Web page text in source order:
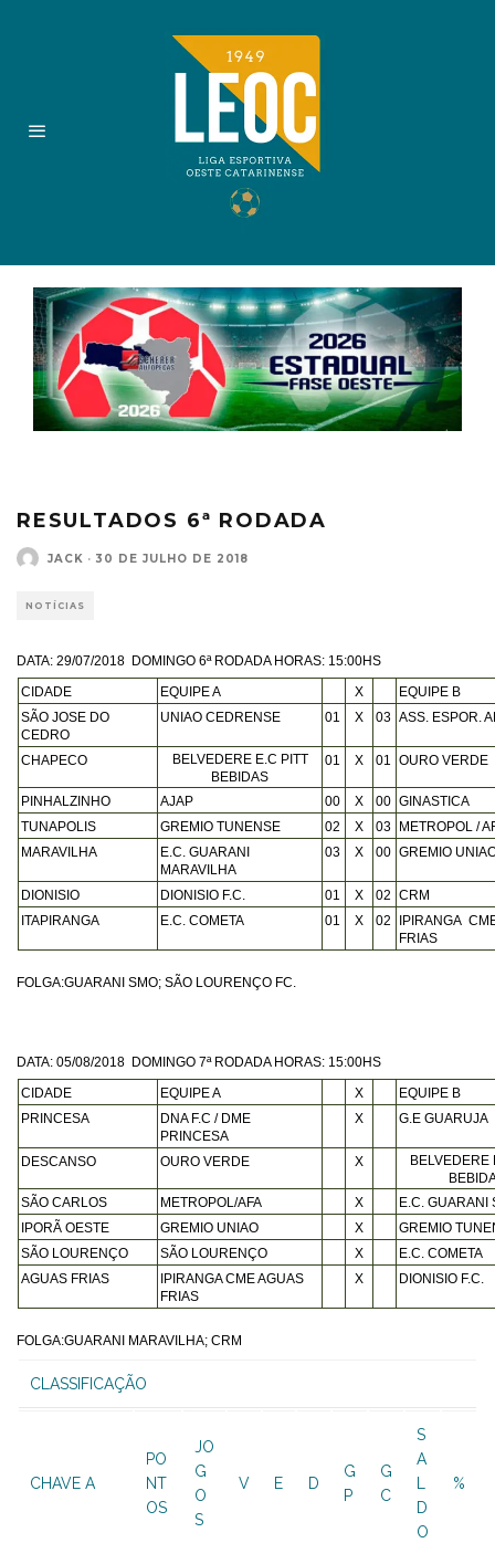
RESULTADOS 6ª RODADA
JACK · 30 DE JULHO DE 2018
NOTÍCIAS
DATA: 29/07/2018 DOMINGO 6ª RODADA HORAS: 15:00HS
CIDADE
EQUIPE A X
EQUIPE B
SÃO JOSE DO
CEDRO
UNIAO CEDRENSE 01 X 03 ASS. ESPOR.
CHAPECO
BELVEDERE E.C PITT
BEBIDAS
01 X 01 OURO VERDE
PINHALZINHO AJAP 00 X 00 GINASTICA
TUNAPOLIS
GREMIO TUNENSE 02 X 03
METROPOL /
MARAVILHA
E.C. GUARANI
MARAVILHA
03 X 00 GREMIO
DIONISIO DIONISIO F.C. 01 X 02 CRM
ITAPIRANGA
E.C. COMETA 01 X 02 IPIRANGA
FRIAS
FOLGA:GUARANI SMO; SÃO LOURENÇO FC.
DATA: 05/08/2018 DOMINGO 7ª RODADA HORAS: 15:00HS
CIDADE
EQUIPE A X
EQUIPE B
PRINCESA
DNA F.C / DME
PRINCESA
X G.E GUARUJA
DESCANSO OURO VERDE X
BELVEDERE
SÃO CARLOS
METROPOL/AFA X
E.C. GUARANI
IPORÃ OESTE
GREMIO UNIAO X
GREMIO
SÃO LOURENÇO
SÃO LOURENÇO X
E.C. COMETA
AGUAS FRIAS
IPIRANGA CME AGUAS
FRIAS
X DIONISIO F.C.
FOLGA:GUARANI MARAVILHA; CRM
CLASSIFICAÇÃO
CHAVE A
PO
NT
OS
JO
G
O
S
V E D
G
P
G
C
S
A
L
D
O
%